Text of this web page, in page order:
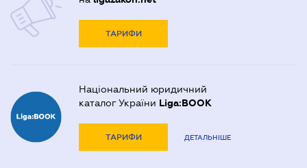
ТАРИФИ
Національний юридичний
каталог України Liga:BOOK
ТАРИФИ ДЕТАЛЬНІШЕ